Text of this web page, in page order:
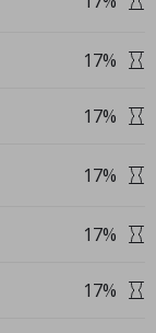
17%
17%
17%
17%
17%